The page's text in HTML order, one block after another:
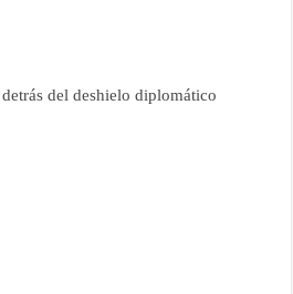
del deshielo diplomático